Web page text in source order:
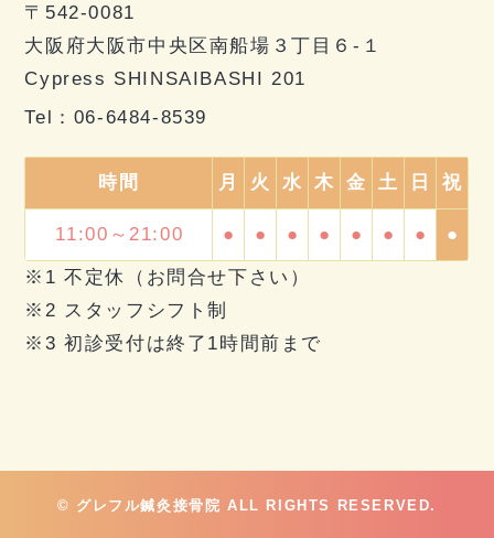
〒542-0081
大阪府大阪市中央区南船場３丁目６-１
Cypress SHINSAIBASHI 201
Tel： 06-6484-8539
時間 月 火 水 木 金 土 日 祝
11:00～21:00 ● ● ● ● ● ● ● ●
※1 不定休（お問合せ下さい）
※2 スタッフシフト制
※3 初診受付は終了1時間前まで
© グレフル鍼灸接骨院 ALL RIGHTS RESERVED.